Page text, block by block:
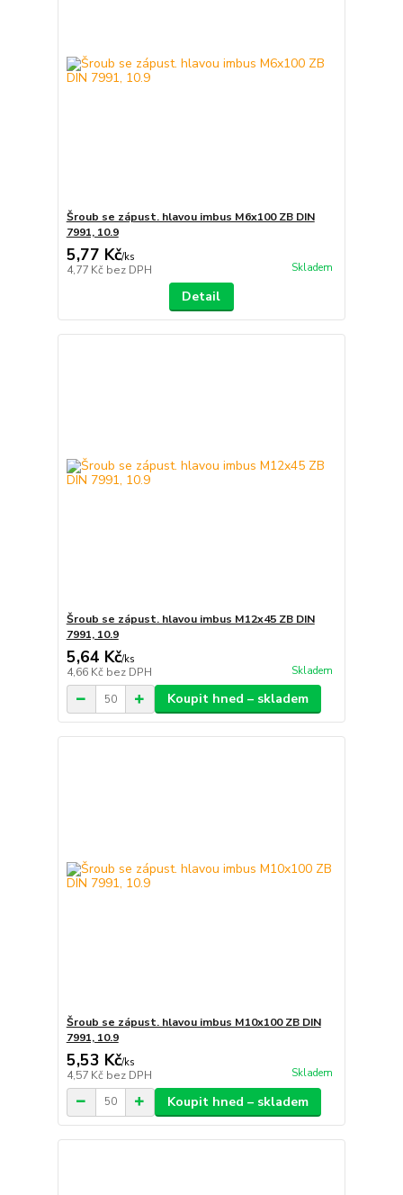
Šroub se zápust. hlavou imbus M6x100 ZB DIN
7991, 10.9
5,77 Kč/ks
4,77 Kč bez DPH Skladem
Detail
Šroub se zápust. hlavou imbus M12x45 ZB DIN
7991, 10.9
5,64 Kč/ks
4,66 Kč bez DPH Skladem
Koupit hned – skladem
Šroub se zápust. hlavou imbus M10x100 ZB DIN
7991, 10.9
5,53 Kč/ks
4,57 Kč bez DPH Skladem
Koupit hned – skladem